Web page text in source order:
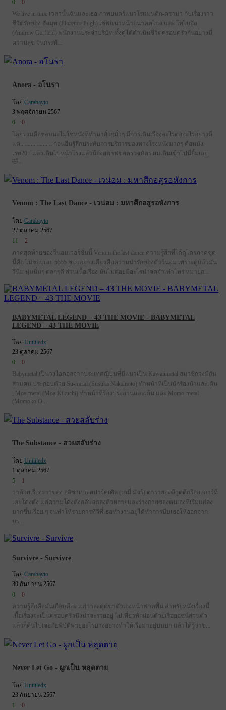
0
0
We live in time เวลานั้นฉันและเธอ ภาพยนตร์แนวโรแมนติก-ดราม่า กับเรื่องราว
ชีวิตรักของ อัลมุท (Florence Pugh) เชฟแนวหน้าอนาคตไกล และ โทไบอัส
(Andrew Garfield) พนักงานประจำบริษัท ทั้งคู่ได้ดำเนินชีวิตครอบครัวกันอย่างมี
ความสุข จนกระทั...
Anora - อโนรา
โดย Carabayto
3 พฤศจิกายน 2567
0
0
โดยรวมคือชอบนะไม่ใช่หนังที่ทำมาสั่วๆมั่วๆ มีการเดินเรื่องอะไรต่ออะไรอย่างดี
แต่..................... ก่อนอื่นรู้สึกประทับการบริการของทางโรงหนังมากๆ คือหนัง
เรท20+ แล้วเดินไปหน้าโรงแล้วน้องสตาฟขอตรวจบัตร ผมเดินเข้าไปนี่ยิ้มเลย
🤣...
Venom : The Last Dance - เวน่อม : มหาศึกอสูรอหังการ
โดย Carabayto
27 ตุลาคม 2567
11
2
ภาคสุดท้ายของวีนอมเวอร์ชั่นนี้ Venom the last dance ความรู้สึกที่ได้ดูไตรภาคชุด
นี้คือ ไม่ชอบเลย 5555 ชอบอย่างเดียวคือความน่ารักของตัววีนอม เพราะดูแล้วมัน
วีนิ่ม นุ่มนิ่มๆ ตลกๆดี ส่วนเนื้อเรื่อง มันไม่ค่อยมีอะไรน่าจดจำเท่าไหร่ หมายถ...
BABYMETAL LEGEND – 43 THE MOVIE - BABYMETAL
LEGEND – 43 THE MOVIE
โดย Untitledx
23 ตุลาคม 2567
0
0
Babymetal เป็นวงไอดอลจากประเทศญี่ปุ่นที่มีแนวเป็น Kawaiimetal สมาชิกวงมีกัน
สามคน ประกอบด้วย Su-metal (Susuka Nakamoto) ทำหน้าที่เป็นนักร้องนำและเต้น
, Moa-metal (Moa Kikuchi) ทำหน้าที่ร้องประสานและเต้น และ Momo-metal
(Momoko O...
The Substance - สวยสลับร่าง
โดย Untitledx
1 ตุลาคม 2567
5
1
ว่าด้วยเรื่องราวของ อลิซาเบธ สปาร์คเคิล (เดมี่ มัวร์) ดาราฮอลลีวูดดีกรีออสการ์ที่
เคยโด่งดัง แต่ความโด่งดังกลับลดลงด้วยอายุและร่างกายของตนเองที่เริ่มแก่ลง
มากขึ้นเรื่อย ๆ จนทำให้รายการทีวีที่เธอทำงานอยู่ได้ทำการบีบเธอให้ออกจาก
บร...
Survivre - Survivre
โดย Carabayto
30 กันยายน 2567
0
0
ความรู้สึกคือมันเกือบดีละ แต่ว่าสะดุดขาตัวเองหน้าฟาดพื้น สำหรัยหนังเรื่องนี้
เนื้อเรื่องจะเป็นครอบครัวนึงน่าจะรวยอยู่ ไปเที่ยวพักผ่อนด้วยเรือยอชน์ส่วนตัว
แล้วก็ด้นไปเจอภัยพิบัติพายุอะไรบางอย่างทำให้เรือมาอยู่บนบก แล้วได้รู้ว่าข...
Never Let Go - ผูกเป็น หลุดตาย
โดย Untitledx
23 กันยายน 2567
1
0